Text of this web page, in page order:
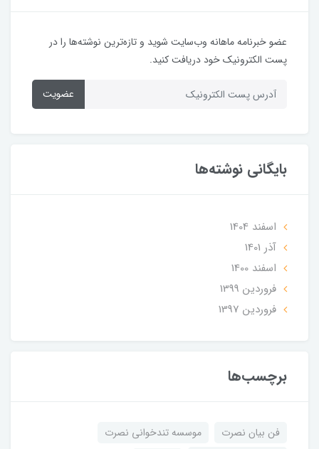
عضو خبرنامه ماهانه وب‌سایت شوید و تازه‌ترین نوشته‌ها را در
پست الکترونیک خود دریافت کنید.
عضویت
بایگانی نوشته‌ها
اسفند 1404
آذر 1401
اسفند 1400
فروردین 1399
فروردین 1397
برچسب‌ها
فن بیان نصرت موسسه تندخوانی نصرت